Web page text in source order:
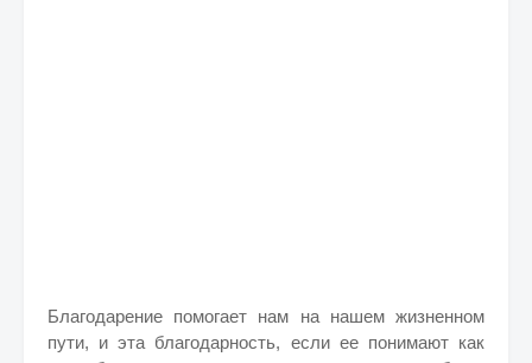
Благодарение помогает нам на нашем жизненном
пути, и эта благодарность, если ее понимают как